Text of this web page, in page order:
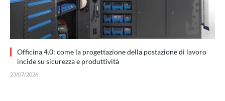
Officina 4.0: come la progettazione della postazione di lavoro
incide su sicurezza e produttività
23/07/2026